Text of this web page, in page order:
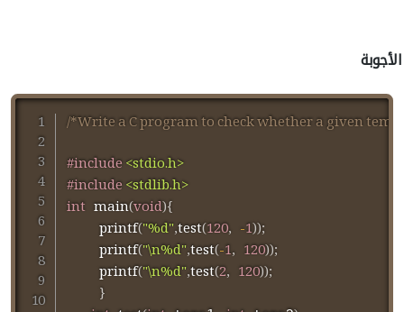
الأجوبة
/*Write a C program to check whether a given
#include<stdio.h>
#include<stdlib.h>
int main(void){
printf("%d",test(120, -1));
printf("\n%d",test(-1, 120));
printf("\n%d",test(2, 120));
}